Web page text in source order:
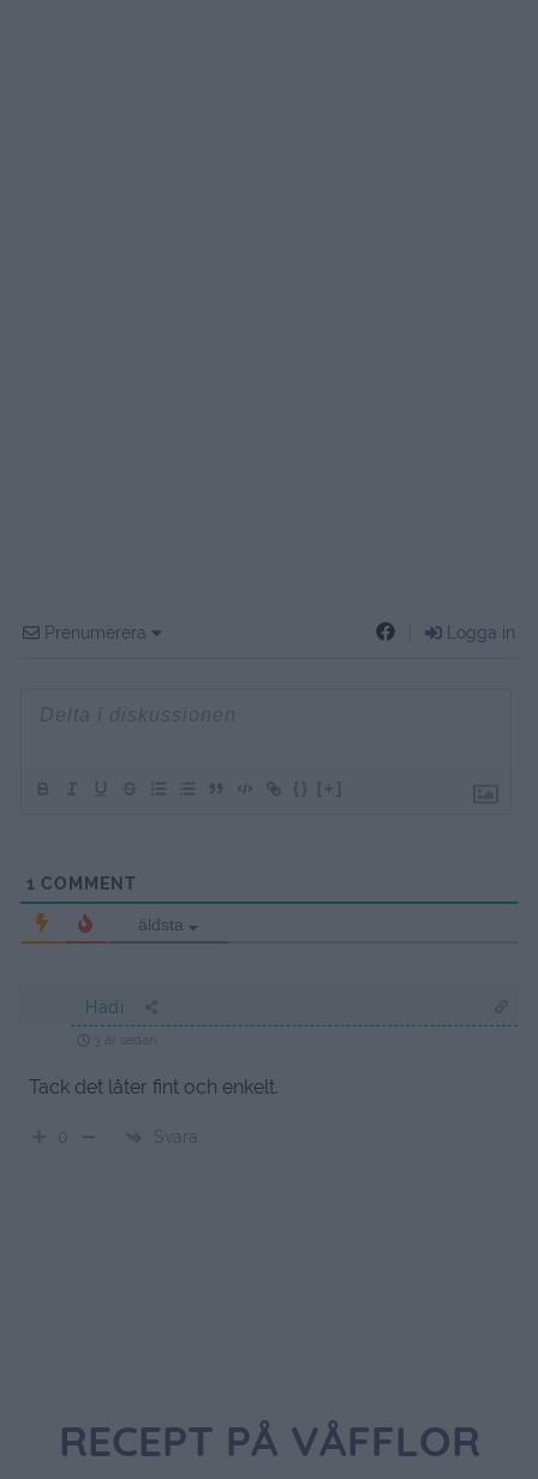
Prenumerera Logga in
{} [+]
1 COMMENT
äldsta
Hadi
3 år sedan
Tack det låter fint och enkelt.
Svara
RECEPT PÅ VÅFFLOR